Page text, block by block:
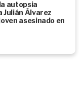
autopsia
Julián Álvarez
asesinado en